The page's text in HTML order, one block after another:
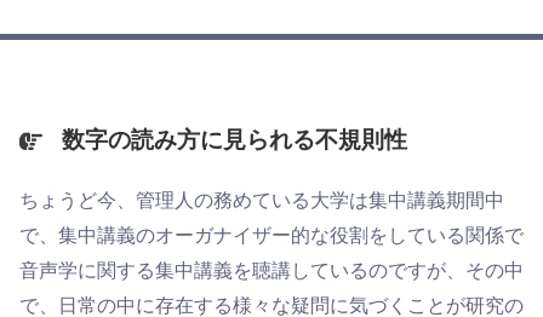
数字の読み方に見られる不規則性
ちょうど今、管理人の務めている大学は集中講義期間中
で、集中講義のオーガナイザー的な役割をしている関係で
音声学に関する集中講義を聴講しているのですが、その中
で、日常の中に存在する様々な疑問に気づくことが研究の